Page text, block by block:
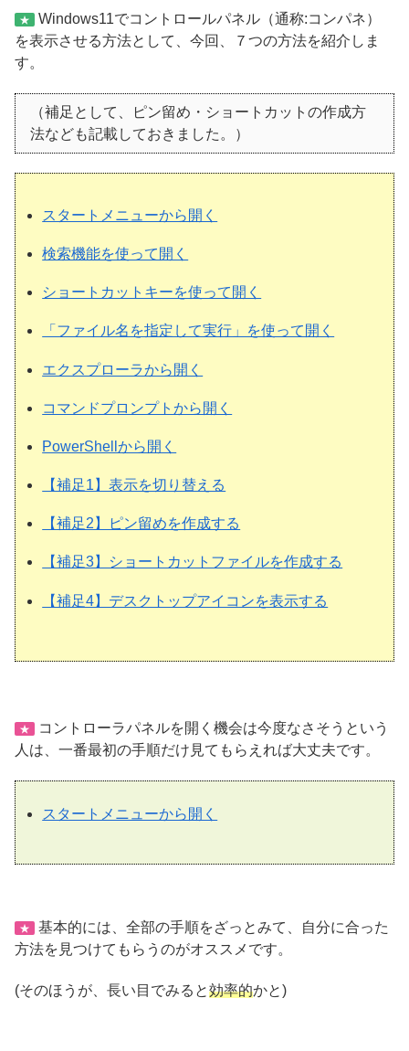
★
Windows11でコントロールパネル（通称:コンパネ）
を表示させる方法として、今回、７つの方法を紹介しま
す。
（補足として、ピン留め・ショートカットの作成方
法なども記載しておきました。）
スタートメニューから開く
検索機能を使って開く
ショートカットキーを使って開く
「ファイル名を指定して実行」を使って開く
エクスプローラから開く
コマンドプロンプトから開く
PowerShellから開く
【補足1】表示を切り替える
【補足2】ピン留めを作成する
【補足3】ショートカットファイルを作成する
【補足4】デスクトップアイコンを表示する
★
コントローラパネルを開く機会は今度なさそうという
人は、一番最初の手順だけ見てもらえれば大丈夫です。
スタートメニューから開く
★
基本的には、全部の手順をざっとみて、自分に合った
方法を見つけてもらうのがオススメです。
(そのほうが、長い目でみると効率的かと)